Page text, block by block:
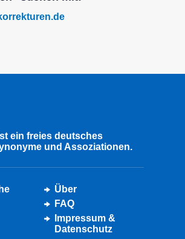
ein freies deutsches
und Assoziationen.
Über
FAQ
Impressum &
Datenschutz